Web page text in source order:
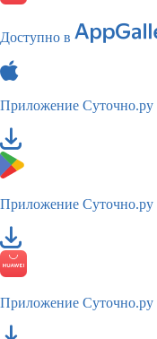
Доступно в
Приложение Суточно.ру
Приложение Суточно.ру
Приложение Суточно.ру